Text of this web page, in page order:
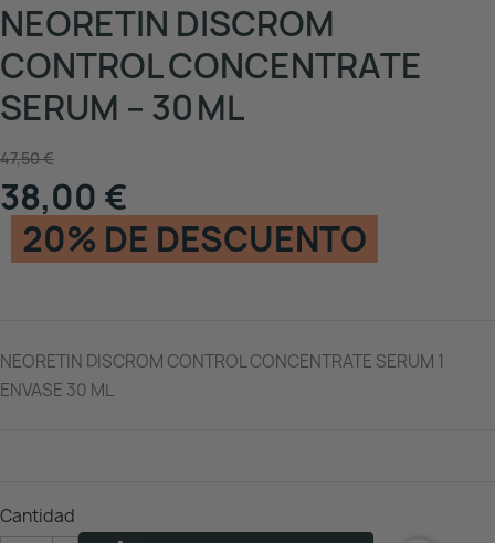
NEORETIN DISCROM
CONTROL CONCENTRATE
SERUM – 30 ML
47,50 €
38,00 €
20% DE DESCUENTO
NEORETIN DISCROM CONTROL CONCENTRATE SERUM 1
ENVASE 30 ML
Cantidad